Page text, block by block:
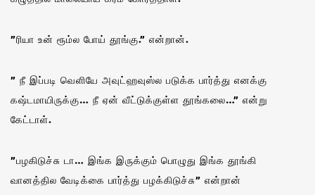
”ரியா உன் ரூம்ல போய் தூங்கு.” என்றான்.
” நீ இப்படி வெளியே அவுட்ஹவுஸ்ல படுக்க பார்த்து எனக்கு
கஷ்டமாயிருக்கு… நீ ஏன் வீட்டுக்குள்ள தூங்கலை…” என்று
கேட்டாள்.
”பழகிடுச்சு டா… இங்க இருக்கும் பொழுது இங்க தூங்கி
வானத்தில வேடிக்கை பார்த்து பழக்கிடுச்சு” என்றான்